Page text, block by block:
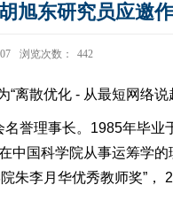
旭东研究员应邀
浏览次数： 442
“离散优化 - 从最短网络说
誉理事长。 1985年毕业
中国科学院从事运筹学
朱李月华优秀教师奖” ，